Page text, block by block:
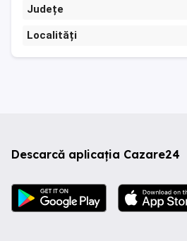
Județe
Localități
Descarcă aplicația Cazare24